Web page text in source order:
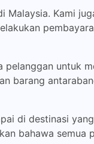
Kami
pelanggan untuk
barang
di destinasi
bahawa semua